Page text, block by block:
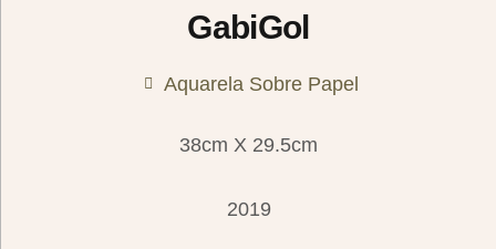
GabiGol
Aquarela Sobre Papel
38cm X 29.5cm
2019